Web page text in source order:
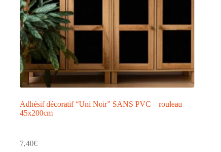
produit
Adhésif décoratif “Uni Noir” SANS PVC – rouleau
45x200cm
7,40€